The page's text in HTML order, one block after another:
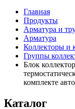
Главная
Продукты
Арматура и
Арматура
Коллекторы и
Группы
Блок
комплекте
Каталог